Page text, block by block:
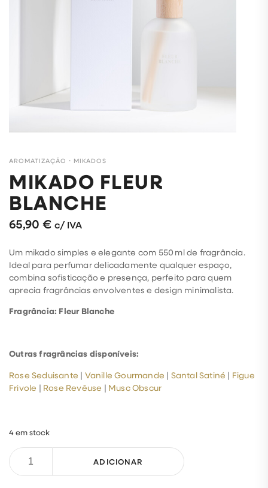
AROMATIZAÇÃO ・ MIKADOS
MIKADO FLEUR
BLANCHE
65,90 € c/ IVA
Um mikado simples e elegante com 550 ml de fragrância.
Ideal para perfumar delicadamente qualquer espaço,
combina sofisticação e presença, perfeito para quem
aprecia fragrâncias envolventes e design minimalista.
Fragrância: Fleur Blanche
Outras fragrâncias disponíveis:
Rose Seduisante | Vanille Gourmande | Santal Satiné | Figue
Frivole | Rose Revêuse | Musc Obscur
4 em stock
ADICIONAR